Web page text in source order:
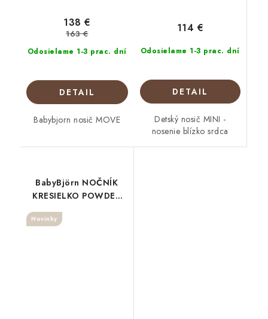
Odosielame 1-3 prac. dní
138 €
163 €
DETAIL
Babybjorn nosič MOVE
Odosielame 1-3 prac. dní
114 €
DETAIL
Detský nosič MINI -
nosenie blízko srdca
BabyBjörn NOČNÍK
KRESIELKO POWDER
Novinky